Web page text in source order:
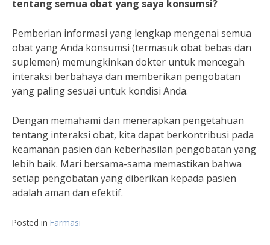
tentang semua obat yang saya konsumsi?
Pemberian informasi yang lengkap mengenai semua
obat yang Anda konsumsi (termasuk obat bebas dan
suplemen) memungkinkan dokter untuk mencegah
interaksi berbahaya dan memberikan pengobatan
yang paling sesuai untuk kondisi Anda.
Dengan memahami dan menerapkan pengetahuan
tentang interaksi obat, kita dapat berkontribusi pada
keamanan pasien dan keberhasilan pengobatan yang
lebih baik. Mari bersama-sama memastikan bahwa
setiap pengobatan yang diberikan kepada pasien
adalah aman dan efektif.
Posted in Farmasi